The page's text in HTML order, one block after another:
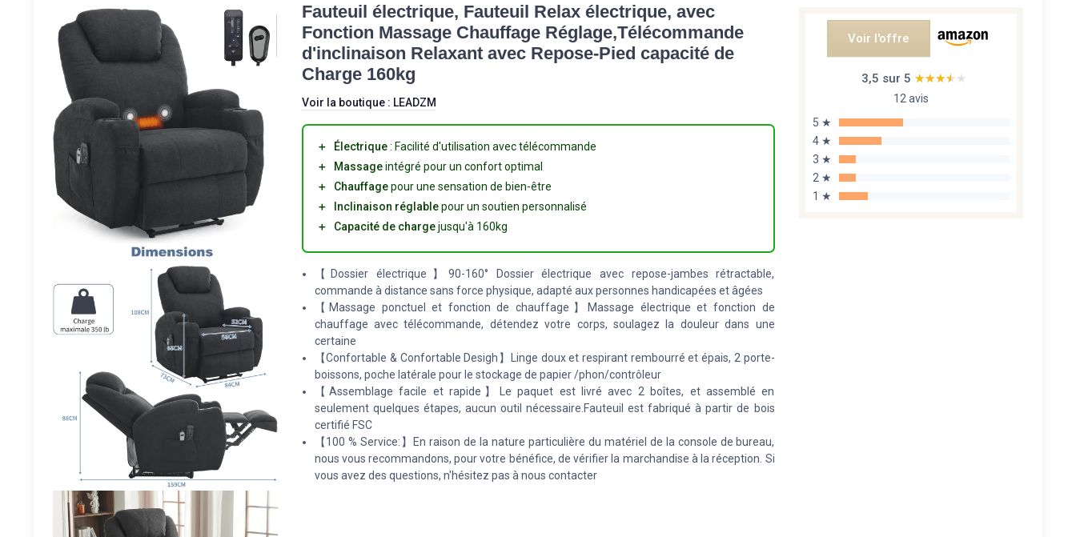
Voir l'offre
3,5 sur 5 ★★★★★
★★★★★
12 avis
5 ★
4 ★
3 ★
2 ★
1 ★
Fauteuil électrique, Fauteuil Relax électrique, avec
Fonction Massage Chauffage Réglage,Télécommande
d'inclinaison Relaxant avec Repose-Pied capacité de
Charge 160kg
Voir la boutique : LEADZM
＋ Électrique: Facilité d'utilisation avec télécommande
＋
Massageintégré pour un confort optimal
＋
Chauffagepour une sensation de bien-être
＋
Inclinaison réglablepour un soutien personnalisé
＋
Capacité de chargejusqu'à 160kg
【Dossier électrique】90-160° Dossier électrique avec repose-jambes rétractable,
commande à distance sans force physique, adapté aux personnes handicapées et âgées
【Massage ponctuel et fonction de chauffage】Massage électrique et fonction de
chauffage avec télécommande, détendez votre corps, soulagez la douleur dans une
certaine
【Confortable & Confortable Desigh】Linge doux et respirant rembourré et épais, 2 porte-
boissons, poche latérale pour le stockage de papier /phon/contrôleur
【Assemblage facile et rapide】Le paquet est livré avec 2 boîtes, et assemblé en
seulement quelques étapes, aucun outil nécessaire.Fauteuil est fabriqué à partir de bois
certifié FSC
【100 % Service:】En raison de la nature particulière du matériel de la console de bureau,
nous vous recommandons, pour votre bénéfice, de vérifier la marchandise à la réception. Si
vous avez des questions, n'hésitez pas à nous contacter